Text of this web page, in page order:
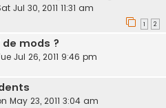
Jul 30, 2011 11:31 am
1 2
mods ?
Jul 26, 2011 9:46 pm
May 23, 2011 3:04 am